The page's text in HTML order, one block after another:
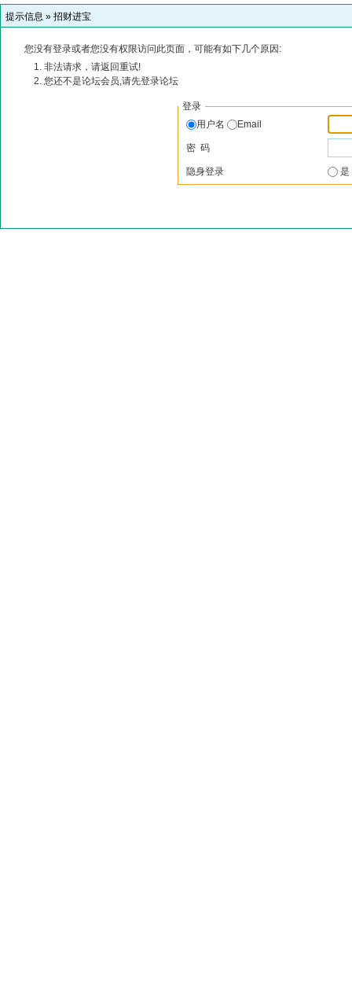
提示信息 » 招财进宝
您没有登录或者您没有权限访问此页面，可能有如下几个原因:
非法请求，请返回重试!
您还不是论坛会员,请先登录论坛
登录
用户名
Email
密 码
隐身登录